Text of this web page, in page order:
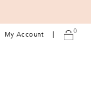
My Account 0